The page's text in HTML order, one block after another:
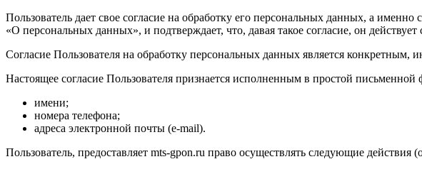
Пользователь дает свое согласие на обработку его персональных данных, а
«О персональных данных», и подтверждает, что, давая такое согласие, он
Согласие Пользователя на обработку персональных данных является
Настоящее согласие Пользователя признается исполненным в простой
имени;
номера телефона;
адреса электронной почты (e-mail).
Пользователь, предоставляет mts-gpon.ru право осуществлять следующие